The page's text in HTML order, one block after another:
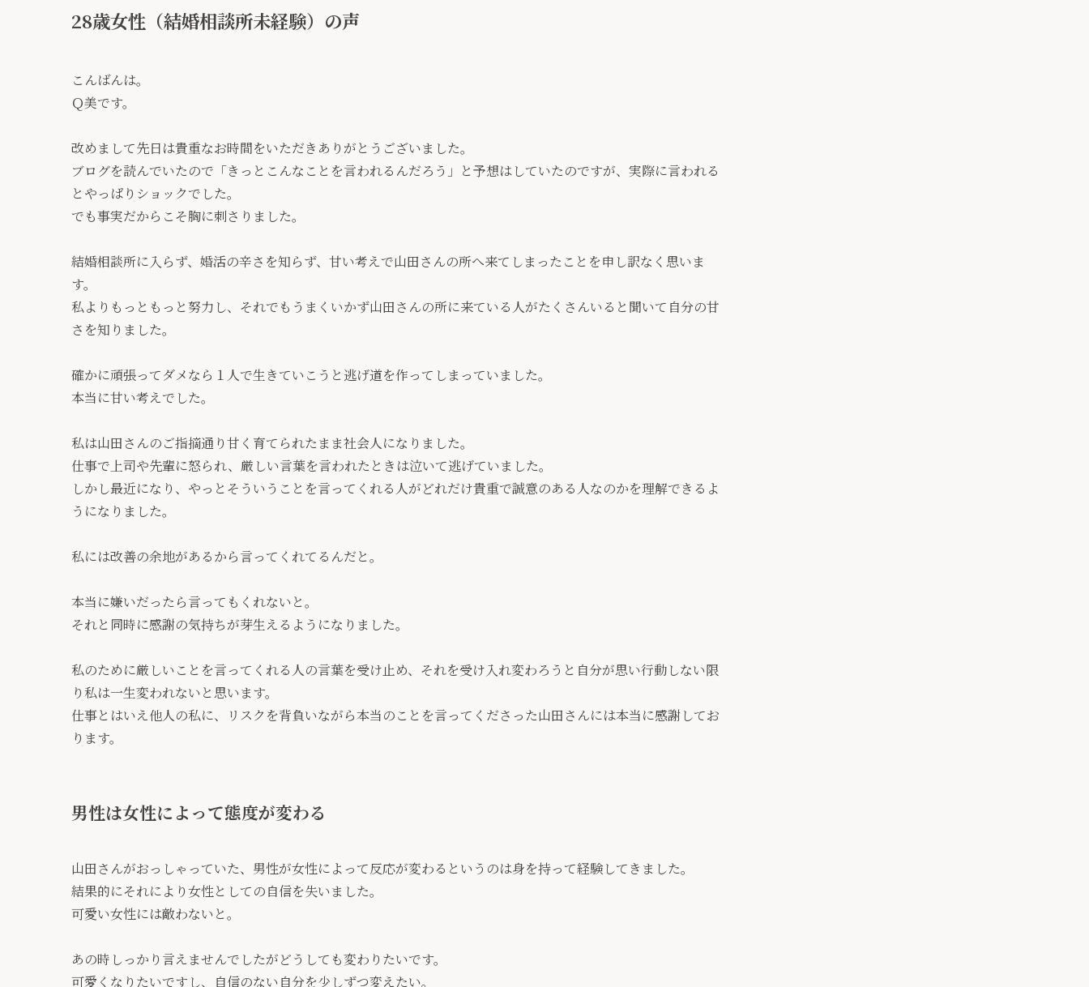
28歳女性（結婚相談所未経験）の声
こんばんは。
Ｑ美です。
改めまして先日は貴重なお時間をいただきありがとうございました。
ブログを読んでいたので「きっとこんなことを言われるんだろう」と予想はしていたのですが、実際に言われる
とやっぱりショックでした。
でも事実だからこそ胸に刺さりました。
結婚相談所に入らず、婚活の辛さを知らず、甘い考えで山田さんの所へ来てしまったことを申し訳なく思いま
す。
私よりもっともっと努力し、それでもうまくいかず山田さんの所に来ている人がたくさんいると聞いて自分の甘
さを知りました。
確かに頑張ってダメなら１人で生きていこうと逃げ道を作ってしまっていました。
本当に甘い考えでした。
私は山田さんのご指摘通り甘く育てられたまま社会人になりました。
仕事で上司や先輩に怒られ、厳しい言葉を言われたときは泣いて逃げていました。
しかし最近になり、やっとそういうことを言ってくれる人がどれだけ貴重で誠意のある人なのかを理解できるよ
うになりました。
私には改善の余地があるから言ってくれてるんだと。
本当に嫌いだったら言ってもくれないと。
それと同時に感謝の気持ちが芽生えるようになりました。
私のために厳しいことを言ってくれる人の言葉を受け止め、それを受け入れ変わろうと自分が思い行動しない限
り私は一生変われないと思います。
仕事とはいえ他人の私に、リスクを背負いながら本当のことを言ってくださった山田さんには本当に感謝してお
ります。
男性は女性によって態度が変わる
山田さんがおっしゃっていた、男性が女性によって反応が変わるというのは身を持って経験してきました。
結果的にそれにより女性としての自信を失いました。
可愛い女性には敵わないと。
あの時しっかり言えませんでしたがどうしても変わりたいです。
可愛くなりたいですし、自信のない自分を少しずつ変えたい。